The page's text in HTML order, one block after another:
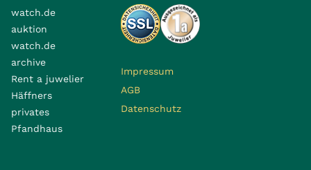
watch.de
auktion
watch.de
archive
Rent a juwelier
Häffners
privates
Pfandhaus
Impressum
AGB
Datenschutz